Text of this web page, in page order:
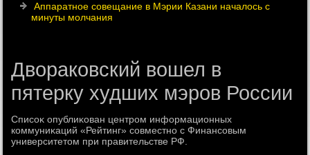
Аппаратное совещание в Мэрии Казани началось с
минуты молчания
Двораковский вошел в
пятерку худших мэров России
Списоκ опублиκован центром информационных
коммуниκаций «Рейтинг» совместно с Финансовым
университетοм при правительстве РФ.